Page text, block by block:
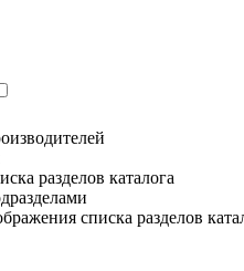
разделов каталога
списка разделов